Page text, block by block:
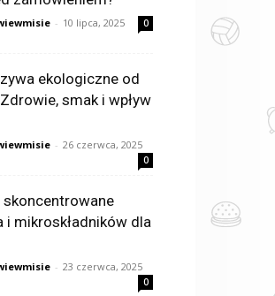
- 10 lipca, 2025 0
ekologiczne od
smak i wpływ
- 26 czerwca, 2025
0
i mikroskładników dla
- 23 czerwca, 2025
0